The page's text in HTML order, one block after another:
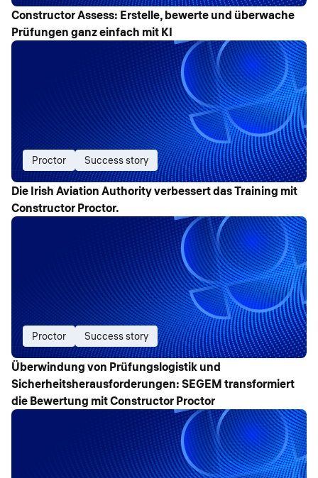
Constructor Assess: Erstelle, bewerte und überwache
Prüfungen ganz einfach mit KI
Proctor Success story
Die Irish Aviation Authority verbessert das Training mit
Constructor Proctor.
Proctor Success story
Überwindung von Prüfungslogistik und
Sicherheitsherausforderungen: SEGEM transformiert
die Bewertung mit Constructor Proctor